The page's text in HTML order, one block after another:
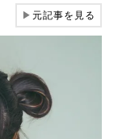
▶元記事を見る